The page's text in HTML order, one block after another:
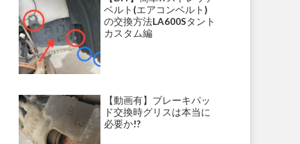
ベルト(エアコンベルト)
の交換方法LA600Sタント
カスタム編
【動画有】ブレーキパッ
ド交換時グリスは本当に
必要か!?